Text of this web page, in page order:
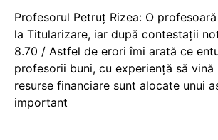
Profesorul Petruț Rizea: O
la Titularizare, iar după contestații
8.70 / Astfel de erori îmi arată ce
profesorii buni, cu experiență să
resurse financiare sunt alocate unui
important